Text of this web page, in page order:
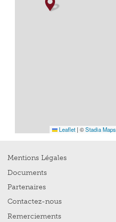
Leaflet | ©Stadia Maps
Mentions Légales
Documents
Partenaires
Contactez-nous
Remerciements